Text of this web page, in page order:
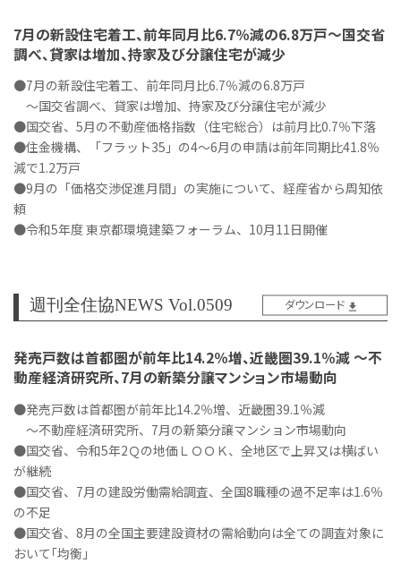
7月の新設住宅着工、前年同月比6.7％減の6.8万戸～国交省
調べ、貸家は増加、持家及び分譲住宅が減少
●7月の新設住宅着工、前年同月比6.7％減の6.8万戸
～国交省調べ、貸家は増加、持家及び分譲住宅が減少
●国交省、5月の不動産価格指数（住宅総合）は前月比0.7％下落
●住金機構、「フラット35」の4～6月の申請は前年同期比41.8％
減で1.2万戸
●9月の「価格交渉促進月間」の実施について、経産省から周知依
頼
●令和5年度 東京都環境建築フォーラム、10月11日開催
週刊全住協NEWS Vol.0509 ダウンロード
発売戸数は首都圏が前年比14.2％増、近畿圏39.1％減 ～不
動産経済研究所、7月の新築分譲マンション市場動向
●発売戸数は首都圏が前年比14.2％増、近畿圏39.1％減
～不動産経済研究所、7月の新築分譲マンション市場動向
●国交省、令和5年2Ｑの地価ＬＯＯＫ、全地区で上昇又は横ばい
が継続
●国交省、7月の建設労働需給調査、全国8職種の過不足率は1.6％
の不足
●国交省、8月の全国主要建設資材の需給動向は全ての調査対象に
おいて｢均衡｣